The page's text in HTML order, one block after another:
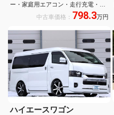
ー・家庭用エアコン・走行充電・外
部充電・シンク・レンジ・45L冷蔵
庫・後席TV・FFヒーター・遮光スク
リーン・マルチルーム・フルセグナ
ビ・デジタルミラー
中古車価格： 798.3万円
ハイエースワゴン